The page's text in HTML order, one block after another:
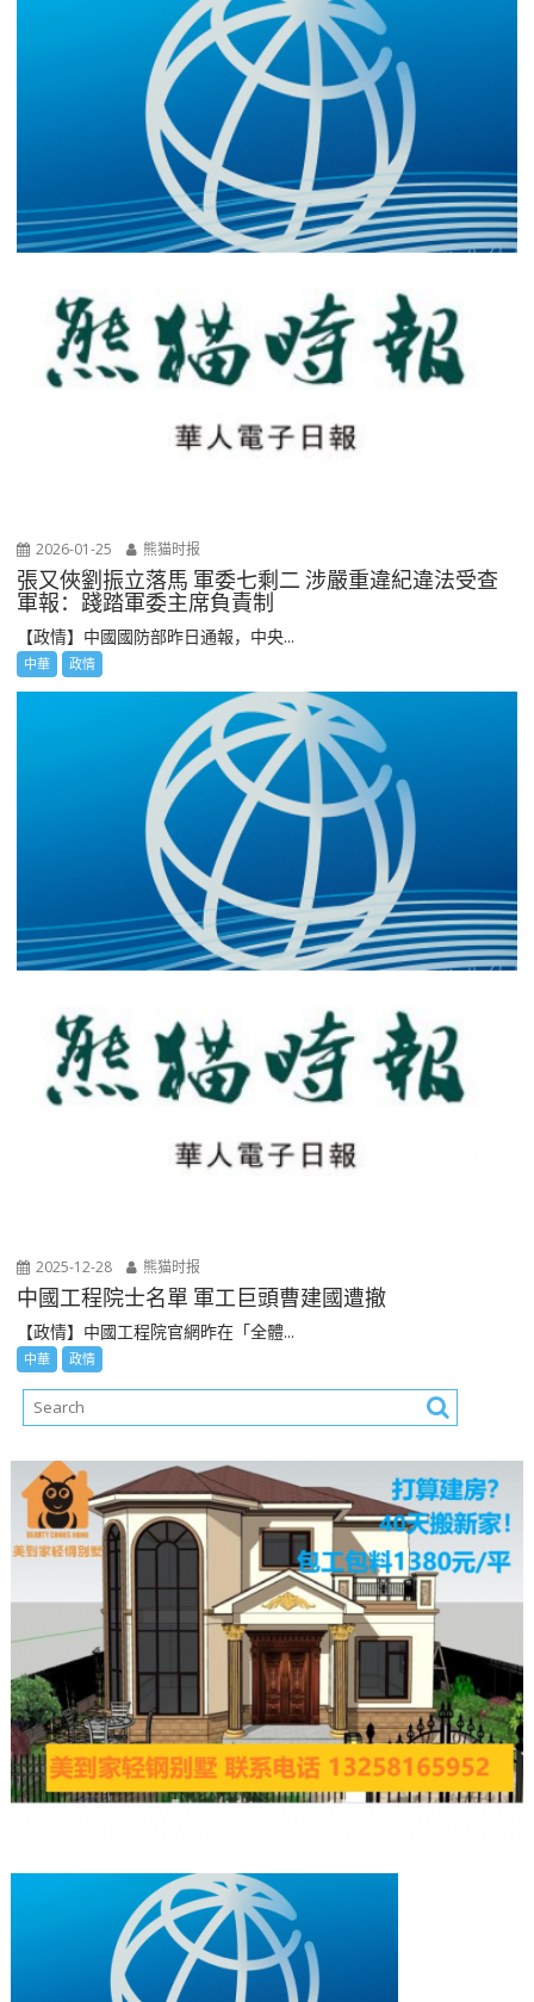
2026-01-25 熊猫时报
張又俠劉振立落馬 軍委七剩二 涉嚴重違紀違法受查
軍報：踐踏軍委主席負責制
【政情】中國國防部昨日通報，中央...
中華 政情
2025-12-28 熊猫时报
中國工程院士名單 軍工巨頭曹建國遭撤
【政情】中國工程院官網昨在「全體...
中華 政情